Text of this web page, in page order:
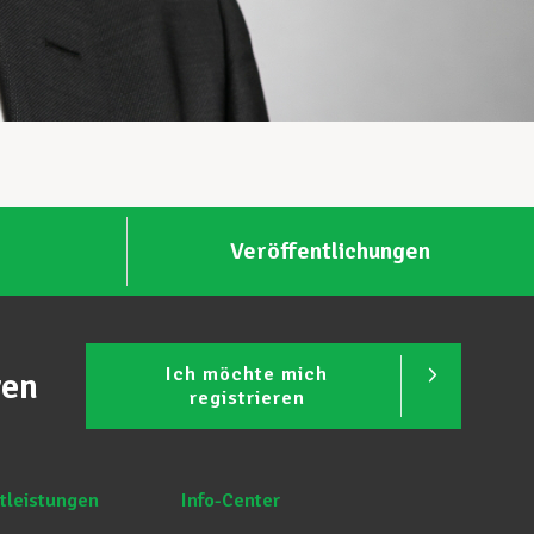
Veröffentlichungen
Ich möchte mich
registrieren
Info-Center